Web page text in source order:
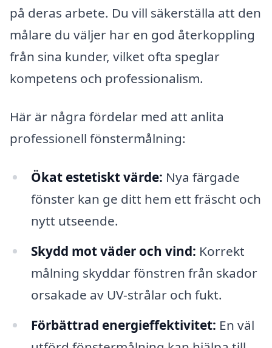
på deras arbete. Du vill säkerställa att den
målare du väljer har en god återkoppling
från sina kunder, vilket ofta speglar
kompetens och professionalism.
Här är några fördelar med att anlita
professionell fönstermålning:
Ökat estetiskt värde: Nya färgade
fönster kan ge ditt hem ett fräscht och
nytt utseende.
Skydd mot väder och vind: Korrekt
målning skyddar fönstren från skador
orsakade av UV-strålar och fukt.
Förbättrad energieffektivitet: En väl